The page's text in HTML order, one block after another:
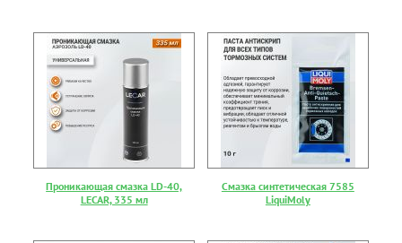
Проникающая смазка LD-40,
LECAR, 335 мл
Смазка синтетическая 7585
LiquiMoly